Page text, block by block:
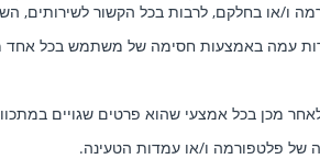
ו/או בחלקם, לרבות בכל הקשור לשירותים,
עמה באמצעות חסימה של משתמש בכל אחד
מכן בכל אמצעי שהוא פרטים שגויים
של פלטפורמה ו/או עמדות הטעינה.